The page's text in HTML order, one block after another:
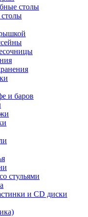
столы
и баров
стульями
и CD диски